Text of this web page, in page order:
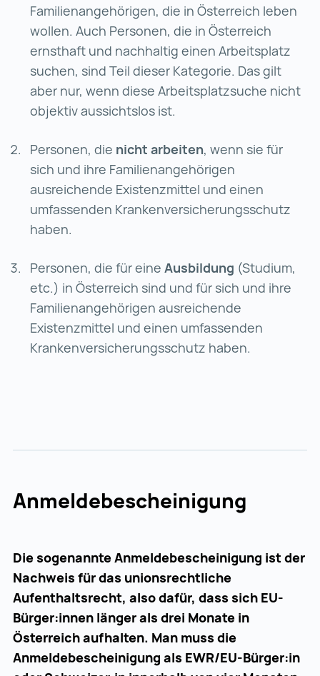
Familienangehörigen, die in Österreich leben
wollen. Auch Personen, die in Österreich
ernsthaft und nachhaltig einen Arbeitsplatz
suchen, sind Teil dieser Kategorie. Das gilt
aber nur, wenn diese Arbeitsplatzsuche nicht
objektiv aussichtslos ist.
Personen, die nicht arbeiten, wenn sie für
sich und ihre Familienangehörigen
ausreichende Existenzmittel und einen
umfassenden Krankenversicherungsschutz
haben.
Personen, die für eine Ausbildung (Studium,
etc.) in Österreich sind und für sich und ihre
Familienangehörigen ausreichende
Existenzmittel und einen umfassenden
Krankenversicherungsschutz haben.
Anmeldebescheinigung
Die sogenannte Anmeldebescheinigung ist der
Nachweis für das unionsrechtliche
Aufenthaltsrecht, also dafür, dass sich EU-
Bürger:innen länger als drei Monate in
Österreich aufhalten. Man muss die
Anmeldebescheinigung als EWR/EU-Bürger:in